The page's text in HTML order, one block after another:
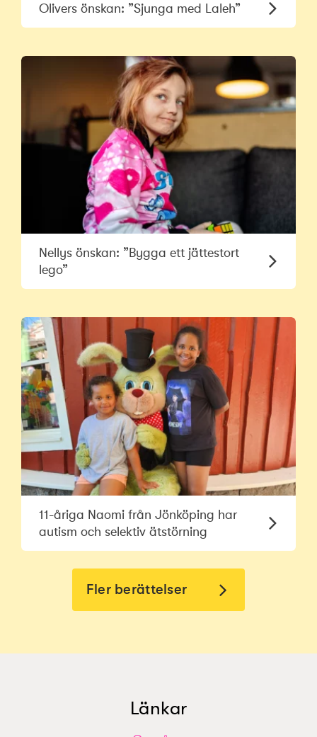
Olivers önskan: ”Sjunga med Laleh”
Nellys önskan: ”Bygga ett jättestort
lego”
11-åriga Naomi från Jönköping har
autism och selektiv ätstörning
Fler berättelser
Länkar